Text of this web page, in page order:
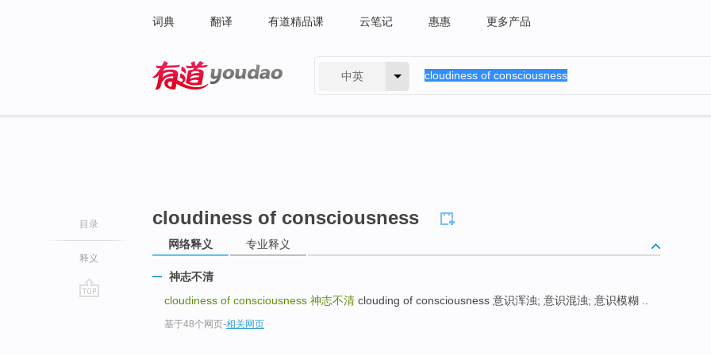
词典 翻译 有道精品课 云笔记 惠惠 更多产品
中英
目录
释义
cloudiness of consciousness
网络释义 专业释义
神志不清
cloudiness of consciousness 神志不清 clouding of consciousness 意识浑浊; 意识混浊; 意识模糊 ..
基于48个网页-相关网页